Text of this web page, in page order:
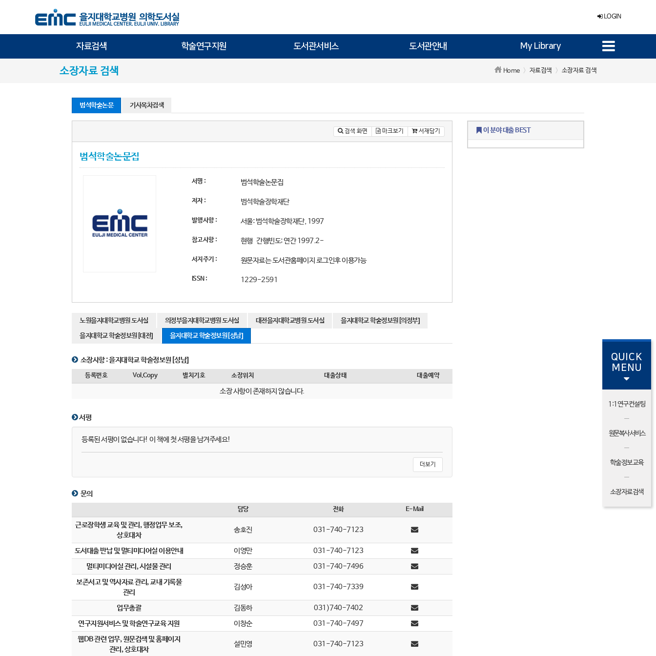
LOGIN
자료검색 학술연구지원 도서관서비스 도서관안내 My Library
소장자료 검색 Home 자료검색 소장자료 검색
범석학술논문 기사목차검색
검색 화면 마크보기 서재담기
범석학술논문집
서명 : 범석학술논문집
저자 : 범석학술장학재단
발행사항 : 서울:범석학술장학재단, 1997
참고사항 : 현행 간행빈도: 연간 1997.2-
서지주기 : 원문자료는 도서관홈페이지 로그인후 이용가능
ISSN : 1229-2591
노원을지대학교병원 도서실 의정부을지대학교병원 도서실 대전을지대학교병원 도서실
을지대학교 학술정보원[의정부]
을지대학교 학술정보원[대전]
을지대학교 학술정보원[성남]
소장사항 :을지대학교 학술정보원[성남]
등록번호 Vol.Copy 별치기호 소장위치 대출상태 대출예약
소장 사항이 존재하지 않습니다.
서평
등록된 서평이 없습니다! 이 책에 첫 서평을 남겨주세요!
더보기
문의
담당 전화 E-Mail
근로장학생 교육 및 관리, 행정업무 보조,
상호대차
송호진 031-740-7123
도서대출 반납 및 멀티미디어실 이용안내 이영만
031-740-7123
멀티미디어실 관리, 시설물 관리
정승훈
031-740-7496
보존서고 및 역사자료 관리, 교내 기록물
관리
김성아 031-740-7339
업무총괄 김동하
031)740-7402
연구지원서비스 및 학술연구교육 지원
이창순
031-740-7497
웹DB 관련 업무, 원문검색 및 홈페이지
관리, 상호대차
설민영 031-740-7123
이 분야 대출 BEST
QUICK
MENU
1:1연구컨설팅
원문복사 서비스
학술정보교육
소장자료검색